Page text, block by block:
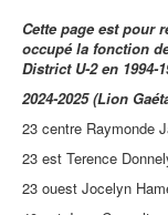
Cette page est pour
occupé la fonction
District U-2 en 1994-
2024-2025 (Lion
23 centre Raymonde
23 est Terence
23 ouest Jocelyn